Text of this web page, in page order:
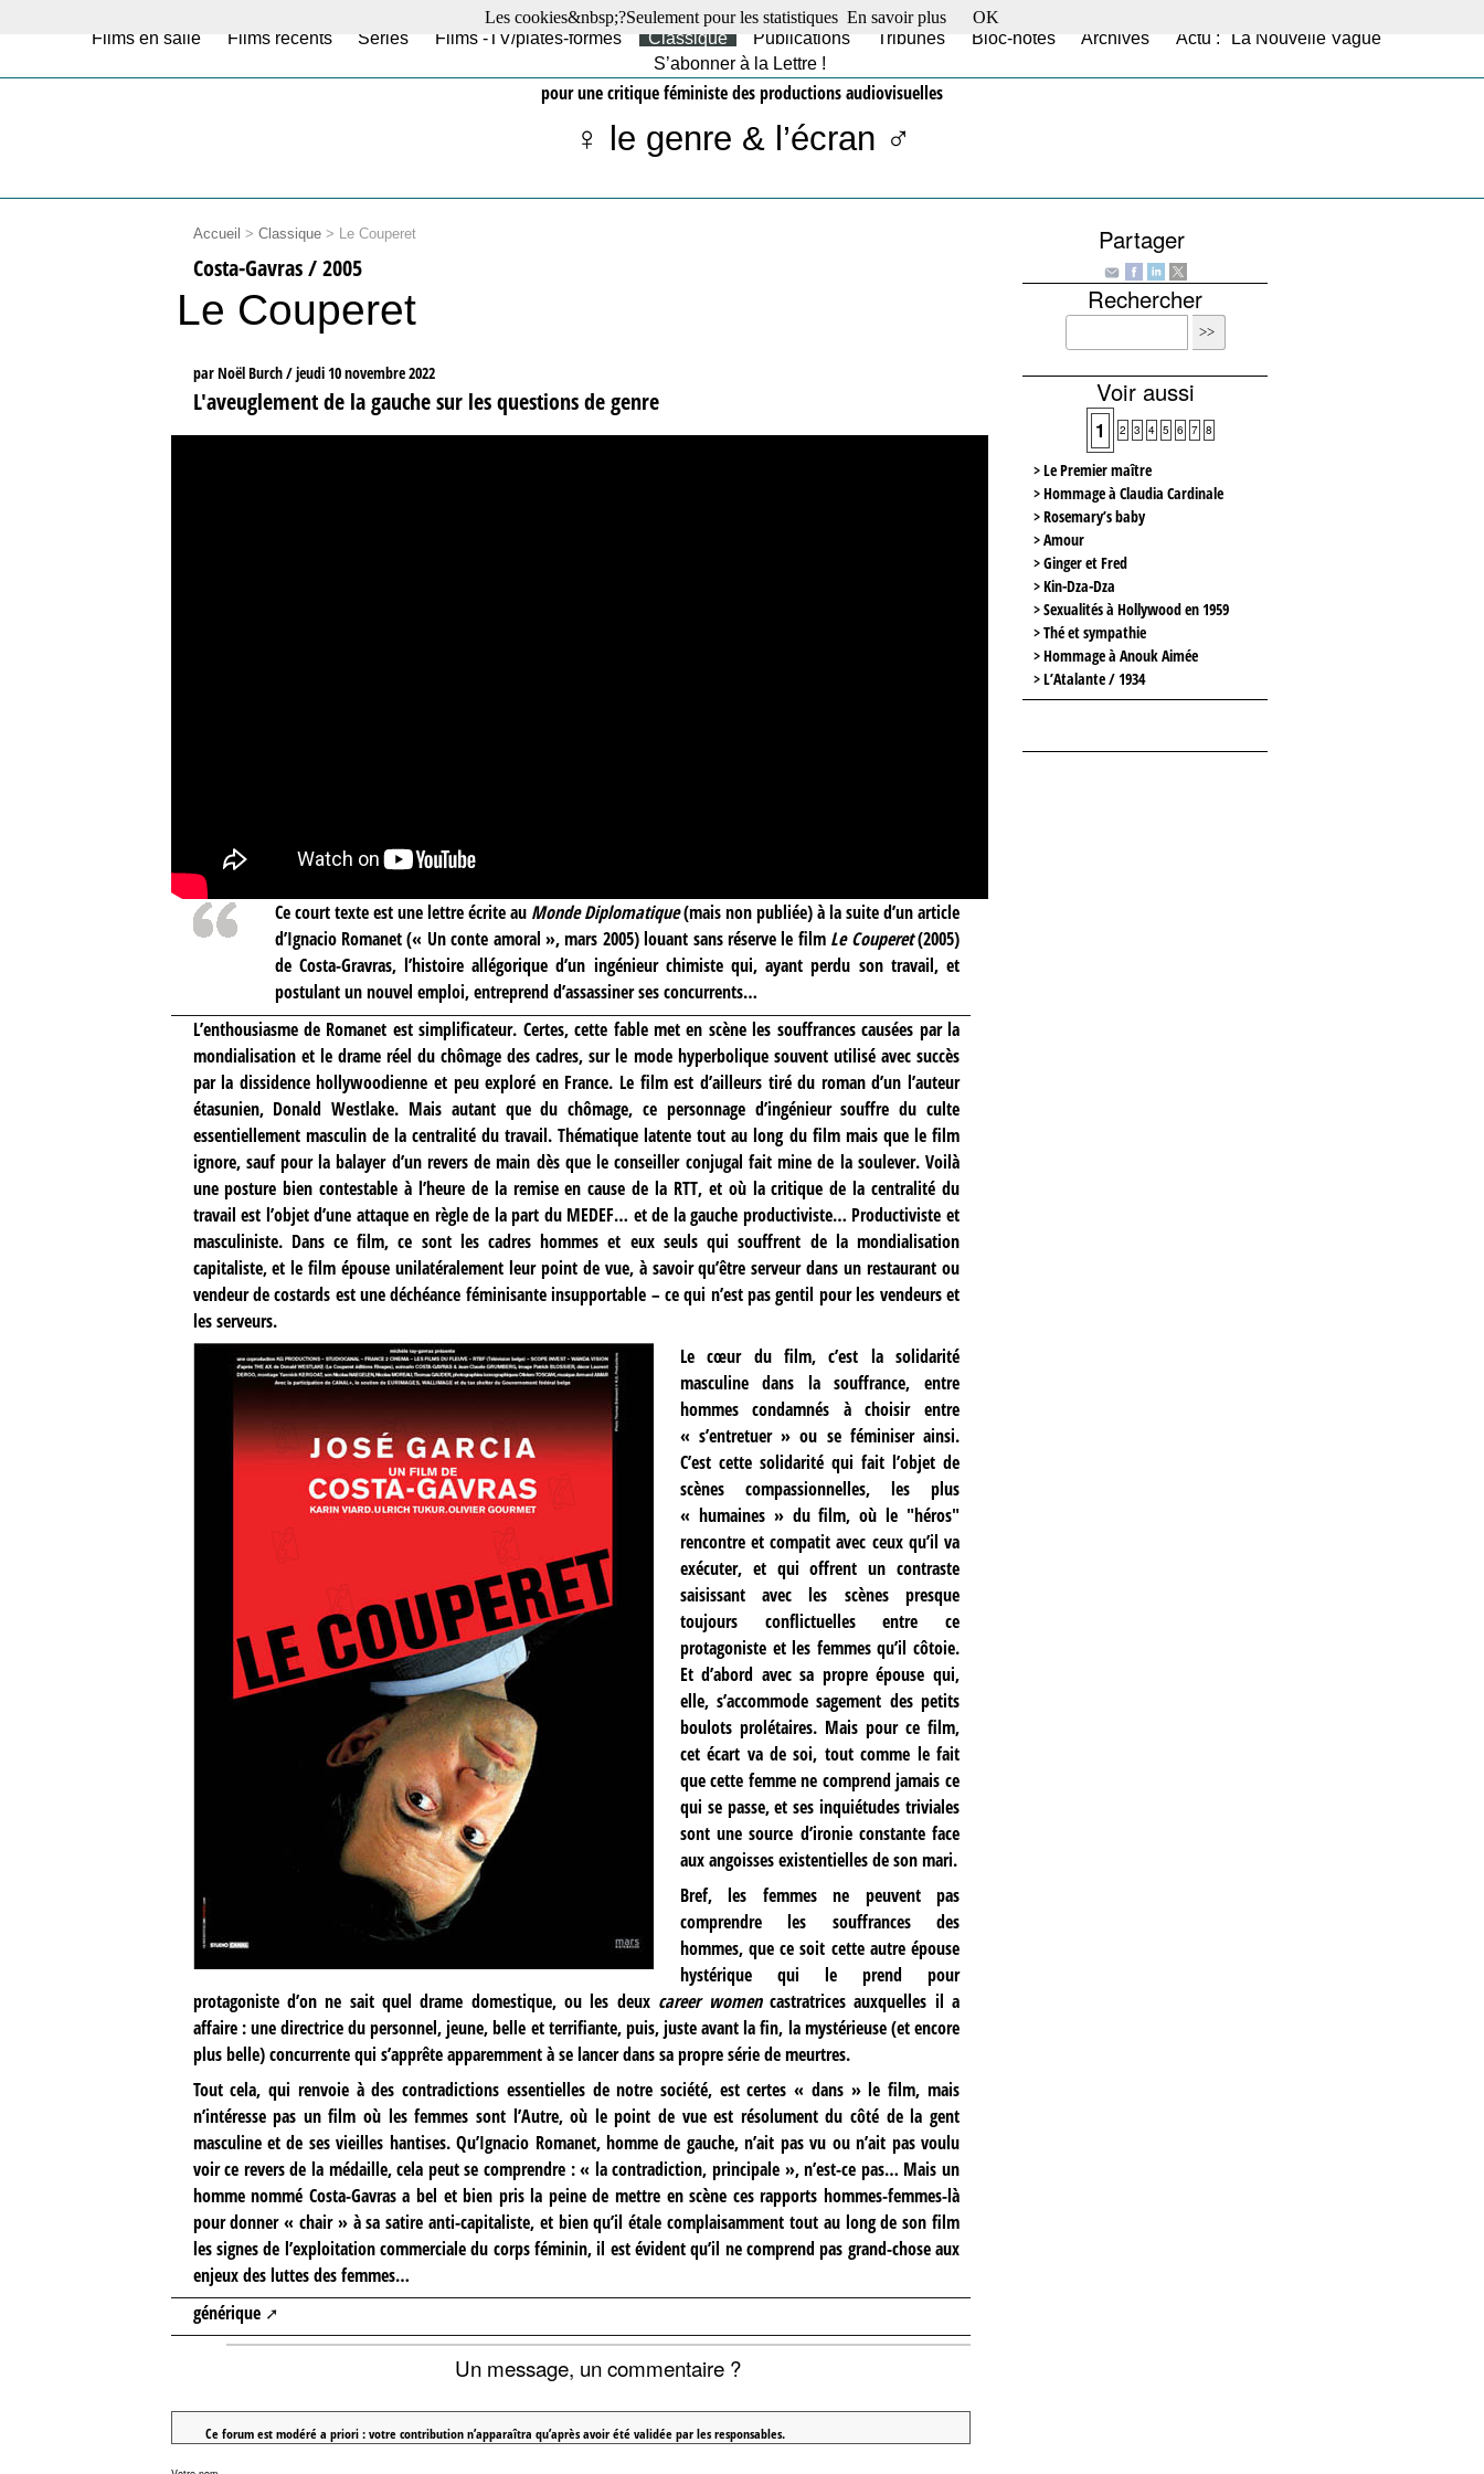
Films en salle Films récents Séries Films -TV/plates-formes Classique Publications Tribunes Bloc-notes Archives
Actu : "La Nouvelle Vague"
S’abonner à la Lettre !
pour une critique féministe des productions audiovisuelles
♀ le genre & l’écran ♂
Accueil > Classique> Le Couperet
Costa-Gavras / 2005
Le Couperet
par Noël Burch /jeudi 10 novembre 2022
L'aveuglement de la gauche sur les questions de genre
Ce court texte est une lettre écrite au Monde Diplomatique(mais non publiée) à la suite d’un article
d’Ignacio Romanet (« Un conte amoral », mars 2005) louant sans réserve le film Le Couperet(2005)
de Costa-Gravras, l’histoire allégorique d’un ingénieur chimiste qui, ayant perdu son travail, et
postulant un nouvel emploi, entreprend d’assassiner ses concurrents…
L’enthousiasme de Romanet est simplificateur. Certes, cette fable met en scène les souffrances causées par la
mondialisation et le drame réel du chômage des cadres, sur le mode hyperbolique souvent utilisé avec succès
par la dissidence hollywoodienne et peu exploré en France. Le film est d’ailleurs tiré du roman d’un l’auteur
étasunien, Donald Westlake. Mais autant que du chômage, ce personnage d’ingénieur souffre du culte
essentiellement masculin de la centralité du travail. Thématique latente tout au long du film mais que le film
ignore, sauf pour la balayer d’un revers de main dès que le conseiller conjugal fait mine de la soulever. Voilà
une posture bien contestable à l’heure de la remise en cause de la RTT, et où la critique de la centralité du
travail est l’objet d’une attaque en règle de la part du MEDEF… et de la gauche productiviste… Productiviste et
masculiniste. Dans ce film, ce sont les cadres hommes et eux seuls qui souffrent de la mondialisation
capitaliste, et le film épouse unilatéralement leur point de vue, à savoir qu’être serveur dans un restaurant ou
vendeur de costards est une déchéance féminisante insupportable – ce qui n’est pas gentil pour les vendeurs et
les serveurs.
Le cœur du film, c’est la solidarité
masculine dans la souffrance, entre
hommes condamnés à choisir entre
« s’entretuer » ou se féminiser ainsi.
C’est cette solidarité qui fait l’objet de
scènes compassionnelles, les plus
« humaines » du film, où le "héros"
rencontre et compatit avec ceux qu’il va
exécuter, et qui offrent un contraste
saisissant avec les scènes presque
toujours conflictuelles entre ce
protagoniste et les femmes qu’il côtoie.
Et d’abord avec sa propre épouse qui,
elle, s’accommode sagement des petits
boulots prolétaires. Mais pour ce film,
cet écart va de soi, tout comme le fait
que cette femme ne comprend jamais ce
qui se passe, et ses inquiétudes triviales
sont une source d’ironie constante face
aux angoisses existentielles de son mari.
Bref, les femmes ne peuvent pas
comprendre les souffrances des
hommes, que ce soit cette autre épouse
hystérique qui le prend pour
protagoniste d’on ne sait quel drame domestique, ou les deux career womencastratrices auxquelles il a
affaire : une directrice du personnel, jeune, belle et terrifiante, puis, juste avant la fin, la mystérieuse (et encore
plus belle) concurrente qui s’apprête apparemment à se lancer dans sa propre série de meurtres.
Tout cela, qui renvoie à des contradictions essentielles de notre société, est certes « dans » le film, mais
n’intéresse pas un film où les femmes sont l’Autre, où le point de vue est résolument du côté de la gent
masculine et de ses vieilles hantises. Qu’Ignacio Romanet, homme de gauche, n’ait pas vu ou n’ait pas voulu
voir ce revers de la médaille, cela peut se comprendre : « la contradiction, principale », n’est-ce pas… Mais un
homme nommé Costa-Gavras a bel et bien pris la peine de mettre en scène ces rapports hommes-femmes-là
pour donner « chair » à sa satire anti-capitaliste, et bien qu’il étale complaisamment tout au long de son film
les signes de l’exploitation commerciale du corps féminin, il est évident qu’il ne comprend pas grand-chose aux
enjeux des luttes des femmes…
générique
Un message, un commentaire ?
Ce forum est modéré a priori : votre contribution n’apparaîtra qu’après avoir été validée par les responsables.
Partager
Rechercher
Voir aussi
1 2 3 4 5 6 7 8
> Le Premier maître
> Hommage à Claudia Cardinale
> Rosemary’s baby
> Amour
> Ginger et Fred
> Kin-Dza-Dza
> Sexualités à Hollywood en 1959
> Thé et sympathie
> Hommage à Anouk Aimée
> L’Atalante / 1934
Les cookies&nbsp;?Seulement pour les statistiques En savoir plus OK